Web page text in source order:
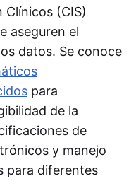
Clínicos (CIS)
aseguren el
datos. Se conoce
para
de la
de
y manejo
para diferentes